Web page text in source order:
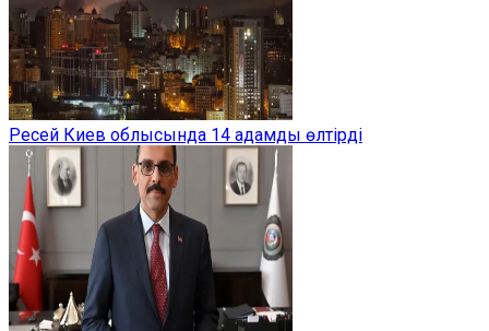
Ресей Киев облысында 14 адамды өлтірді